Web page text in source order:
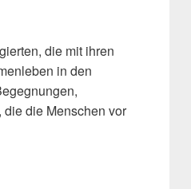
die mit ihren
in den
die Menschen vor